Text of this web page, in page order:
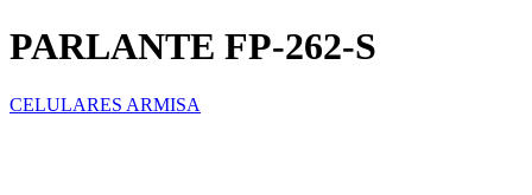
PARLANTE FP-262-S
CELULARES ARMISA